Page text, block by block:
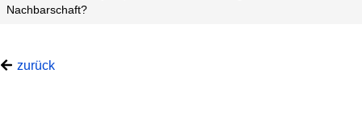
Nachbarschaft?
zurück